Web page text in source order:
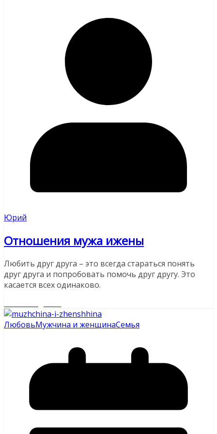
Юрий
Отношения мужа ижены
Любить друг друга – это всегда стараться понять
друг друга и попробовать помочь друг другу. Это
касается всех одинаково.
ЛюбовьМужчина и женщинаСемья